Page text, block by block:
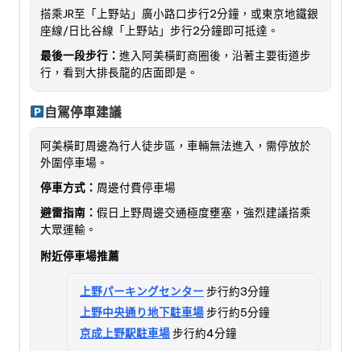
搭乘JR至「上野站」廣小路口步行2分鐘，或東京地鐵銀
座線/日比谷線「上野站」步行2分鐘即可抵達。
最後一段步行： 進入阿美橫町商圈後，沿著主要街道步
行，看到大排長龍的店面即是。
自駕停車建議
阿美橫町周邊為行人徒步區，車輛無法進入，需停放於
外圍停車場。
停車方式： 周邊付費停車場
避雷指南： 假日上野周邊交通極度壅塞，強烈建議搭乘
大眾運輸。
附近停車場推薦
上野パーキングセンター 步行約3分鐘
上野中央通り地下駐車場步行約5分鐘
京成上野駅駐車場步行約4分鐘